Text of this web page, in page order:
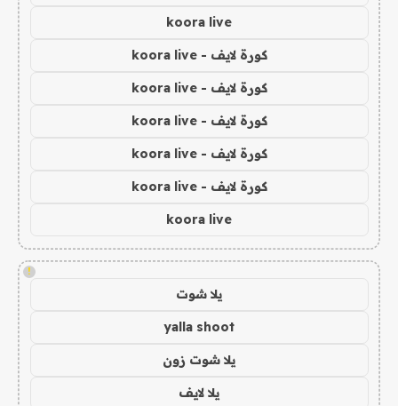
koora live
كورة لايف - koora live
كورة لايف - koora live
كورة لايف - koora live
كورة لايف - koora live
كورة لايف - koora live
koora live
!
يلا شوت
yalla shoot
يلا شوت زون
يلا لايف